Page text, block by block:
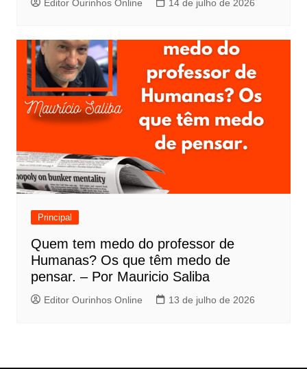
Editor Ourinhos Online 14 de julho de 2026
Principal
Quem tem medo do professor de
Humanas? Os que têm medo de
pensar. – Por Mauricio Saliba
Editor Ourinhos Online 13 de julho de 2026